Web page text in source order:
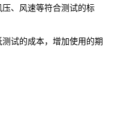
、风速等符合测试的标
试的成本，增加使用的期